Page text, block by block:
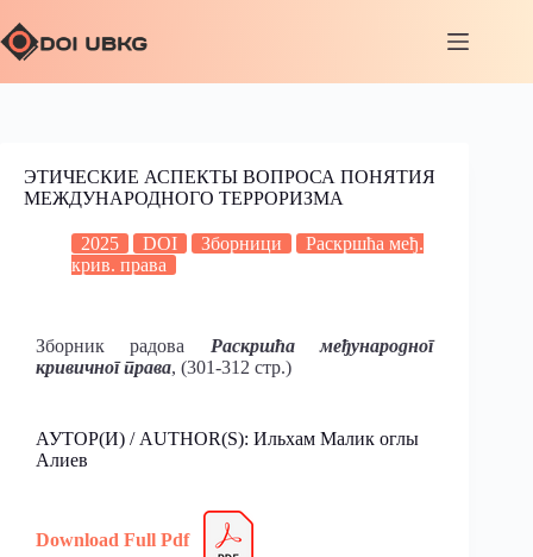
ЭТИЧЕСКИЕ АСПЕКТЫ ВОПРОСА ПОНЯТИЯ
МЕЖДУНАРОДНОГО ТЕРРОРИЗМА
2025 DOI Зборници
Раскршћа међ.
крив. права
Зборник радова Раскршћа међународног
кривичног права, (301-312 стр.)
АУТОР(И) / AUTHOR(S): Ильхам Малик оглы
Алиев
Download Full Pdf